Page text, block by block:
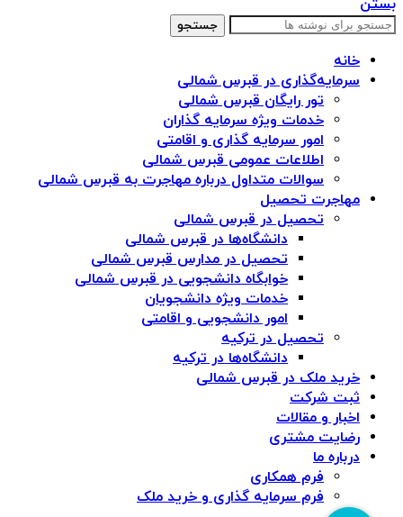
بستن
جستجو
خانه
سرمایه‌گذاری در قبرس شمالی
تور رایگان قبرس شمالی
خدمات ویژه سرمایه گذاران
امور سرمایه گذاری و اقامتی
اطلاعات عمومی قبرس شمالی
سوالات متداول درباره مهاجرت به قبرس شمالی
مهاجرت تحصیل
تحصیل در قبرس شمالی
دانشگاه‌ها در قبرس شمالی
تحصیل در مدارس قبرس شمالی
خوابگاه دانشجویی در قبرس شمالی
خدمات ویژه دانشجویان
امور دانشجویی و اقامتی
تحصیل در ترکیه
دانشگاه‌ها در ترکیه
خرید ملک در قبرس شمالی
ثبت شرکت
اخبار و مقالات
رضایت مشتری
درباره ما
فرم همکاری
فرم سرمایه گذاری و خرید ملک